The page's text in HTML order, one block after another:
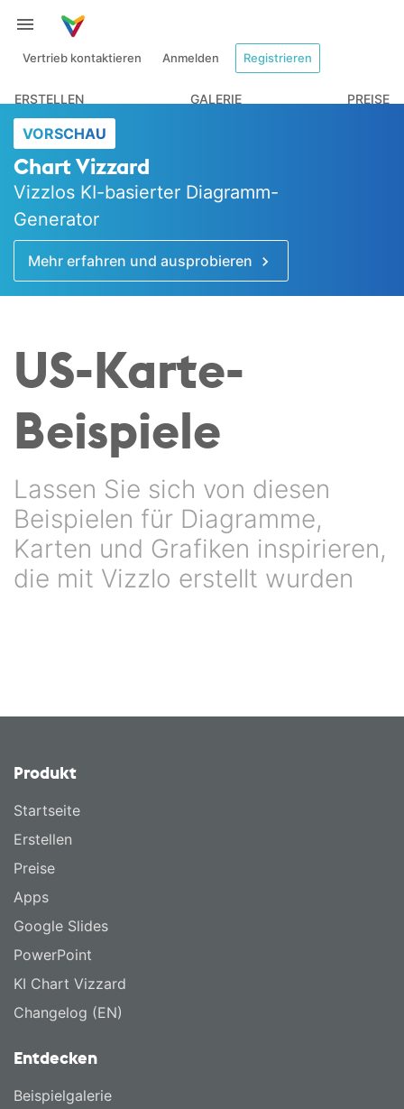
Vertrieb kontaktieren Anmelden Registrieren
ERSTELLEN GALERIE PREISE
VORSCHAU
Chart Vizzard
Vizzlos KI-basierter Diagramm-
Generator
Mehr erfahren und ausprobieren
US-Karte-
Beispiele
Lassen Sie sich von diesen
Beispielen für Diagramme,
Karten und Grafiken inspirieren,
die mit Vizzlo erstellt wurden
Produkt
Startseite
Erstellen
Preise
Apps
Google Slides
PowerPoint
KI Chart Vizzard
Changelog (EN)
Entdecken
Beispielgalerie